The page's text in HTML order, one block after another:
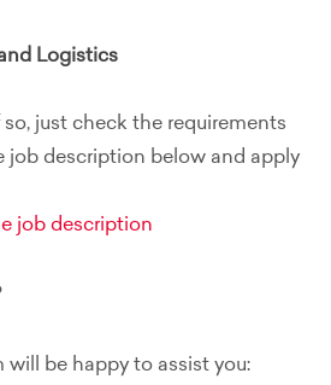
Logistics
just check the requirements
job description below and apply
job description
will be happy to assist you: